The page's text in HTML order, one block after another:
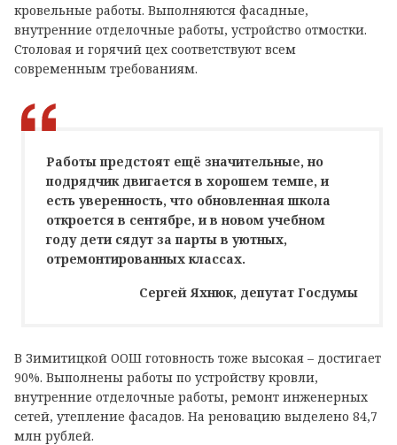
кровельные работы. Выполняются фасадные,
внутренние отделочные работы, устройство отмостки.
Столовая и горячий цех соответствуют всем
современным требованиям.
Работы предстоят ещё значительные, но
подрядчик двигается в хорошем темпе, и
есть уверенность, что обновленная школа
откроется в сентябре, и в новом учебном
году дети сядут за парты в уютных,
отремонтированных классах.
Сергей Яхнюк, депутат Госдумы
В Зимитицкой ООШ готовность тоже высокая – достигает
90%. Выполнены работы по устройству кровли,
внутренние отделочные работы, ремонт инженерных
сетей, утепление фасадов. На реновацию выделено 84,7
млн рублей.